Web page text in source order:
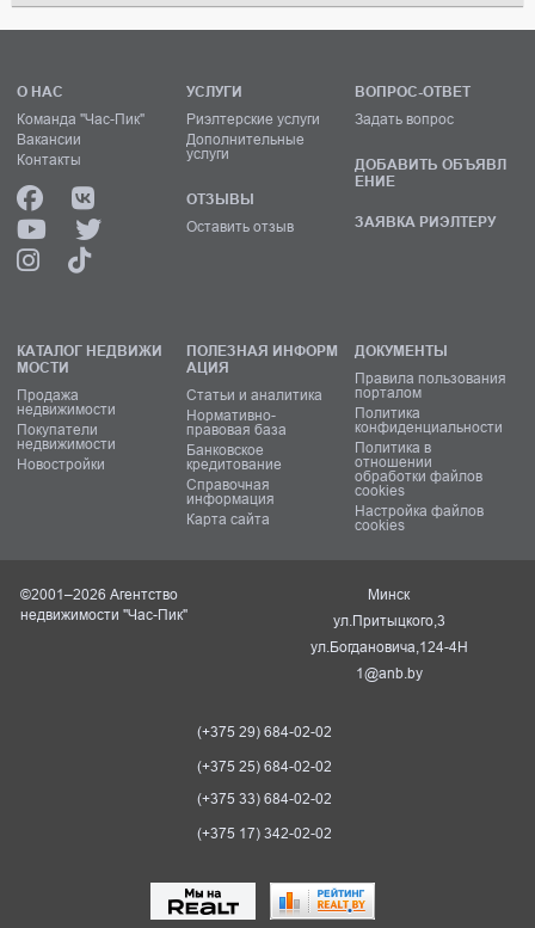
О НАС
Команда "Час-Пик"
Вакансии
Контакты
УСЛУГИ
Риэлтерские услуги
Дополнительные
услуги
ОТЗЫВЫ
Оставить отзыв
ВОПРОС-ОТВЕТ
Задать вопрос
ДОБАВИТЬ ОБЪЯВЛ
ЕНИЕ
ЗАЯВКА РИЭЛТЕРУ
КАТАЛОГ НЕДВИЖИ
МОСТИ
Продажа
недвижимости
Покупатели
недвижимости
Новостройки
ПОЛЕЗНАЯ ИНФОРМ
АЦИЯ
Статьи и аналитика
Нормативно-
правовая база
Банковское
кредитование
Справочная
информация
Карта сайта
ДОКУМЕНТЫ
Правила пользования
порталом
Политика
конфиденциальности
Политика в
отношении
обработки файлов
cookies
Настройка файлов
cookies
©2001–2026 Агентство
недвижимости "Час-Пик"
Минск
ул.Притыцкого,3
ул.Богдановича,124-4Н
1@anb.by
(+375 29) 684-02-02
(+375 25) 684-02-02
(+375 33) 684-02-02
(+375 17) 342-02-02